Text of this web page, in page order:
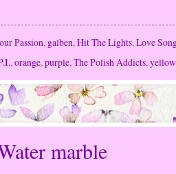
Passion, galben,Hit The Lights,Love
,orange,purple,The Polish Addicts,yellow
marble